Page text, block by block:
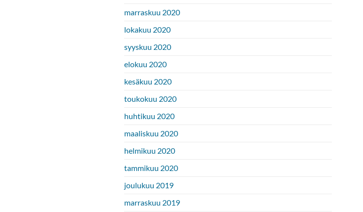
marraskuu 2020
lokakuu 2020
syyskuu 2020
elokuu 2020
kesäkuu 2020
toukokuu 2020
huhtikuu 2020
maaliskuu 2020
helmikuu 2020
tammikuu 2020
joulukuu 2019
marraskuu 2019